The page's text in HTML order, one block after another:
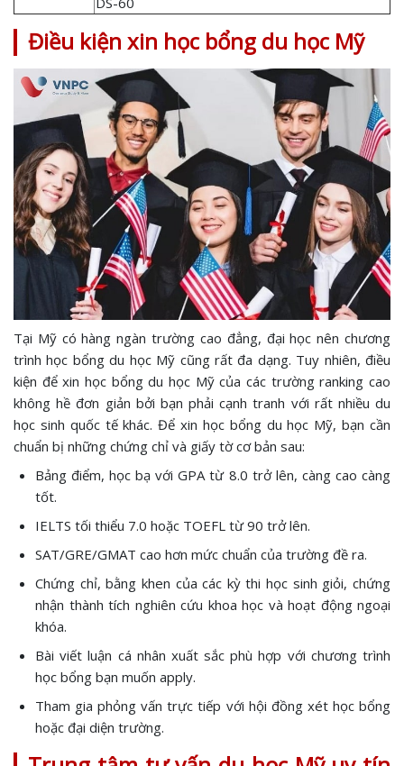
Điều kiện xin học bổng du học Mỹ
Tại Mỹ có hàng ngàn trường cao đẳng, đại học nên chương
trình học bổng du học Mỹ cũng rất đa dạng. Tuy nhiên, điều
kiện để xin học bổng du học Mỹ của các trường ranking cao
không hề đơn giản bởi bạn phải cạnh tranh với rất nhiều du
học sinh quốc tế khác. Để xin học bổng du học Mỹ, bạn cần
chuẩn bị những chứng chỉ và giấy tờ cơ bản sau:
Bảng điểm, học bạ với GPA từ 8.0 trở lên, càng cao càng
tốt.
IELTS tối thiểu 7.0 hoặc TOEFL từ 90 trở lên.
SAT/GRE/GMAT cao hơn mức chuẩn của trường đề ra.
Chứng chỉ, bằng khen của các kỳ thi học sinh giỏi, chứng
nhận thành tích nghiên cứu khoa học và hoạt động ngoại
khóa.
Bài viết luận cá nhân xuất sắc phù hợp với chương trình
học bổng bạn muốn apply.
Tham gia phỏng vấn trực tiếp với hội đồng xét học bổng
hoặc đại diện trường.